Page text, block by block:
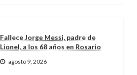
Fallece Jorge Messi, padre de
Lionel, a los 68 años en Rosario
agosto 9, 2026